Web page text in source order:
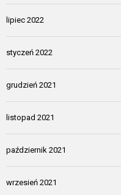
lipiec 2022
styczeń 2022
grudzień 2021
listopad 2021
październik 2021
wrzesień 2021